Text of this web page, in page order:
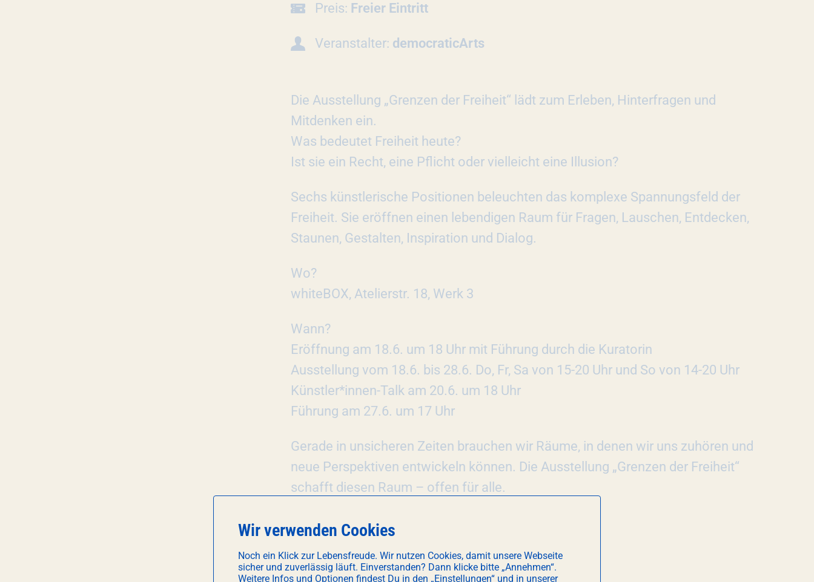
Preis: Freier Eintritt
Veranstalter: democraticArts
Die Ausstellung „Grenzen der Freiheit“ lädt zum Erleben, Hinterfragen und
Mitdenken ein.
Was bedeutet Freiheit heute?
Ist sie ein Recht, eine Pflicht oder vielleicht eine Illusion?
Sechs künstlerische Positionen beleuchten das komplexe Spannungsfeld der
Freiheit. Sie eröffnen einen lebendigen Raum für Fragen, Lauschen, Entdecken,
Staunen, Gestalten, Inspiration und Dialog.
Wo?
whiteBOX, Atelierstr. 18, Werk 3
Wann?
Eröffnung am 18.6. um 18 Uhr mit Führung durch die Kuratorin
Ausstellung vom 18.6. bis 28.6. Do, Fr, Sa von 15-20 Uhr und So von 14-20 Uhr
Künstler*innen-Talk am 20.6. um 18 Uhr
Führung am 27.6. um 17 Uhr
Gerade in unsicheren Zeiten brauchen wir Räume, in denen wir uns zuhören und
neue Perspektiven entwickeln können. Die Ausstellung „Grenzen der Freiheit“
schafft diesen Raum – offen für alle.
KONTAKTDATEN VERANSTALTER
Wir verwenden Cookies
Noch ein Klick zur Lebensfreude. Wir nutzen Cookies, damit unsere Webseite
sicher und zuverlässig läuft. Einverstanden? Dann klicke bitte „Annehmen“.
Weitere Infos und Optionen findest Du in den „Einstellungen“ und in unserer